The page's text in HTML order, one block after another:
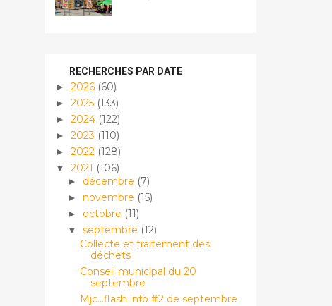
RECHERCHES PAR DATE
► 2026 (60)
► 2025 (133)
► 2024 (122)
► 2023 (110)
► 2022 (128)
▼ 2021 (106)
► décembre (7)
► novembre (15)
► octobre (11)
▼ septembre (12)
Collecte et traitement des
déchets
Conseil municipal du 20
septembre
Mjc...flash info #2 de septembre